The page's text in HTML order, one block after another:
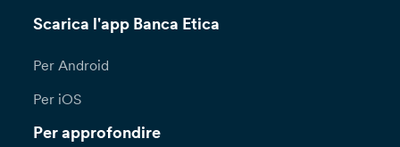
Scarica l'app Banca Etica
Per Android
Per iOS
Per approfondire